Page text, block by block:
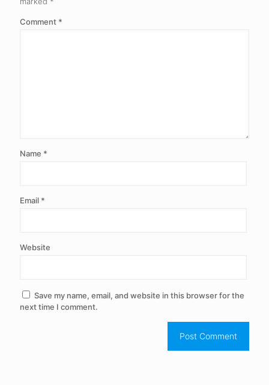
Comment *
Name *
Email *
Website
Save my name, email, and website in this browser for the
next time I comment.